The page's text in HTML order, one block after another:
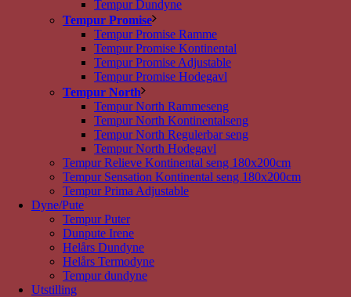
Tempur Dundyne
Tempur Promise
Tempur Promise Ramme
Tempur Promise Kontinental
Tempur Promise Adjustable
Tempur Promise Hodegavl
Tempur North
Tempur North Rammeseng
Tempur North Kontinentalseng
Tempur North Regulerbar seng
Tempur North Hodegavl
Tempur Relieve Kontinental seng 180x200cm
Tempur Sensation Kontinental seng 180x200cm
Tempur Prima Adjustable
Dyne/Pute
Tempur Puter
Dunpute Irene
Helårs Dundyne
Helårs Termodyne
Tempur dundyne
Utstilling